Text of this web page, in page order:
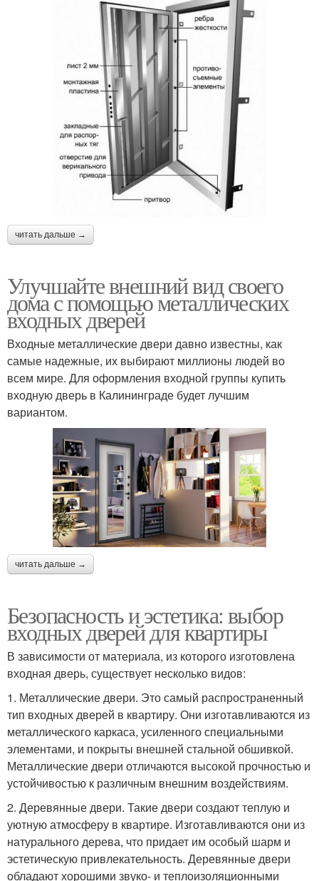
читать дальше →
Улучшайте внешний вид своего
дома с помощью металлических
входных дверей
Входные металлические двери давно известны, как
самые надежные, их выбирают миллионы людей во
всем мире. Для оформления входной группы купить
входную дверь в Калининграде будет лучшим
вариантом.
читать дальше →
Безопасность и эстетика: выбор
входных дверей для квартиры
В зависимости от материала, из которого изготовлена
входная дверь, существует несколько видов:
1. Металлические двери. Это самый распространенный
тип входных дверей в квартиру. Они изготавливаются из
металлического каркаса, усиленного специальными
элементами, и покрыты внешней стальной обшивкой.
Металлические двери отличаются высокой прочностью и
устойчивостью к различным внешним воздействиям.
2. Деревянные двери. Такие двери создают теплую и
уютную атмосферу в квартире. Изготавливаются они из
натурального дерева, что придает им особый шарм и
эстетическую привлекательность. Деревянные двери
обладают хорошими звуко- и теплоизоляционными